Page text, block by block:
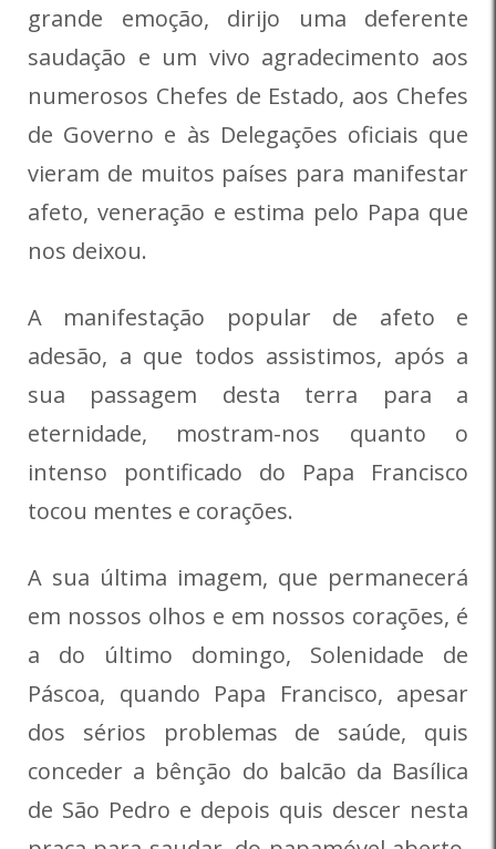
grande emoção, dirijo uma deferente
saudação e um vivo agradecimento aos
numerosos Chefes de Estado, aos Chefes
de Governo e às Delegações oficiais que
vieram de muitos países para manifestar
afeto, veneração e estima pelo Papa que
nos deixou.
A manifestação popular de afeto e
adesão, a que todos assistimos, após a
sua passagem desta terra para a
eternidade, mostram-nos quanto o
intenso pontificado do Papa Francisco
tocou mentes e corações.
A sua última imagem, que permanecerá
em nossos olhos e em nossos corações, é
a do último domingo, Solenidade de
Páscoa, quando Papa Francisco, apesar
dos sérios problemas de saúde, quis
conceder a bênção do balcão da Basílica
de São Pedro e depois quis descer nesta